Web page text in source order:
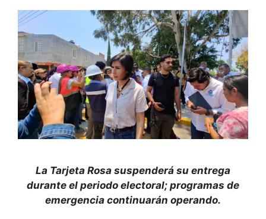
La Tarjeta Rosa suspenderá su entrega
durante el periodo electoral; programas de
emergencia continuarán operando.